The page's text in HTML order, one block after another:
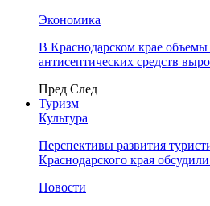
Экономика
В Краснодарском крае объемы
антисептических средств
Пред След
Туризм
Культура
Перспективы развития
Краснодарского края
Новости